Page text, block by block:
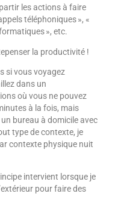
les actions à faire
téléphoniques », «
», etc.
si vous voyagez
dans un
où vous ne pouvez
à la fois, mais
bureau à domicile avec
type de contexte, je
contexte physique nuit
intervient lorsque je
pour faire des